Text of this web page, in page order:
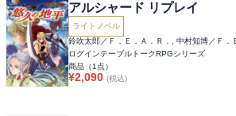
アルシャード リプレイ
ライトノベル
ログインテーブルトークRPGシリーズ
商品（1 点）
¥2,090 (税込)